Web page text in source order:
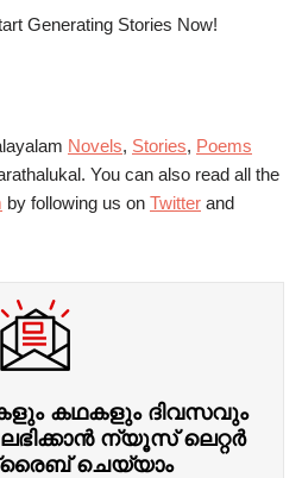
Generating Stories Now!
Novels, Stories, Poems
You can also read all the
by following us on Twitter and
കഥകളും ദിവസവും
ന്യൂസ് ലെറ്റർ
ചെയ്യാം